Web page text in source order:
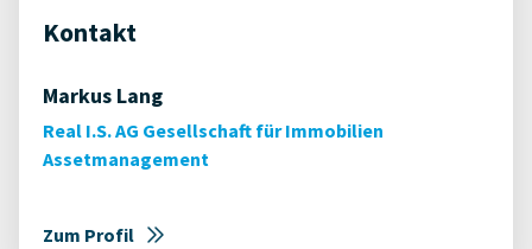
Kontakt
Markus Lang
Real I.S. AG Gesellschaft für Immobilien
Assetmanagement
Zum Profil